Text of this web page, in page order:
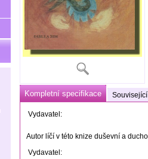
Kompletní specifikace
Vydavatel:
Autor líčí v této knize duševní a
Vydavatel: